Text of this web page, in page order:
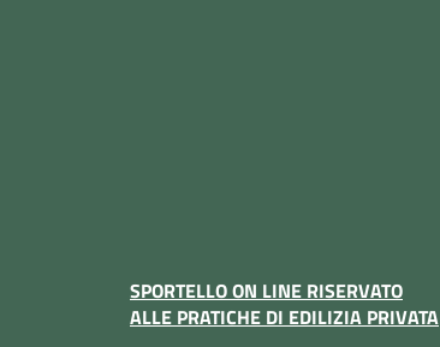
SPORTELLO ON LINE RISERVATO
ALLE PRATICHE DI EDILIZIA PRIVATA